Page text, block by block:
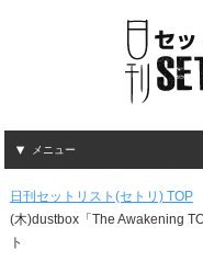
メニュー
日刊セットリスト(セトリ) TOP
(木)dustbox「The Awakening
ト